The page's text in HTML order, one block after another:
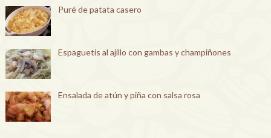
Puré de patata casero
Espaguetis al ajillo con gambas y champiñones
Ensalada de atún y piña con salsa rosa